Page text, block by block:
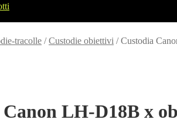
tracolle /Custodie obiettivi /Custodia
LH-D18B x